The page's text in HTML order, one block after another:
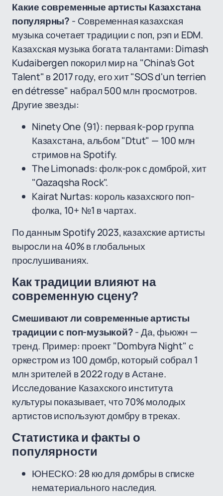
Какие современные артисты Казахстана
популярны? - Современная казахская
музыка сочетает традиции с поп, рэп и EDM.
Казахская музыка богата талантами: Dimash
Kudaibergen покорил мир на "China's Got
Talent" в 2017 году, его хит "SOS d'un terrien
en détresse" набрал 500 млн просмотров.
Другие звезды:
Ninety One (91): первая k-pop группа
Казахстана, альбом "Dtut" — 100 млн
стримов на Spotify.
The Limonads: фолк-рок с домброй, хит
"Qazaqsha Rock".
Kairat Nurtas: король казахского поп-
фолка, 10+ №1 в чартах.
По данным Spotify 2023, казахские артисты
выросли на 40% в глобальных
прослушиваниях.
Как традиции влияют на
современную сцену?
Смешивают ли современные артисты
традиции с поп-музыкой?- Да, фьюжн —
тренд. Пример: проект "Dombyra Night" с
оркестром из 100 домбр, который собрал 1
млн зрителей в 2022 году в Астане.
Исследование Казахского института
культуры показывает, что 70% молодых
артистов используют домбру в треках.
Статистика и факты о
популярности
ЮНЕСКО: 28 кю для домбры в списке
нематериального наследия.